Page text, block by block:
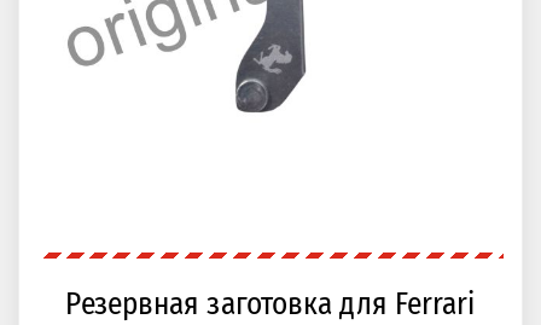
Резервная заготовка для Ferrari